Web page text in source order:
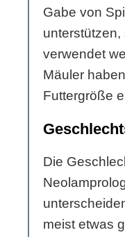
Gabe von
unterstützen,
verwendet
Mäuler
Futtergröße
Die
meist etwas